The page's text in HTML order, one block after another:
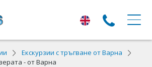
Екскурзии с тръгване от Варна
- от Варна